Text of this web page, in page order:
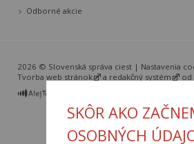
SKÔR AKO
OSOBNÝCH
Odborné akcie
2026 © Slovenská správa ciest | Nastavenia
Tvorba web stránok
a redakčný systém od